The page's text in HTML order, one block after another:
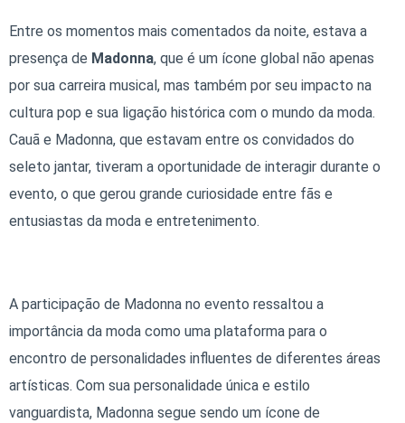
Entre os momentos mais comentados da noite, estava a
presença de Madonna, que é um ícone global não apenas
por sua carreira musical, mas também por seu impacto na
cultura pop e sua ligação histórica com o mundo da moda.
Cauã e Madonna, que estavam entre os convidados do
seleto jantar, tiveram a oportunidade de interagir durante o
evento, o que gerou grande curiosidade entre fãs e
entusiastas da moda e entretenimento.
A participação de Madonna no evento ressaltou a
importância da moda como uma plataforma para o
encontro de personalidades influentes de diferentes áreas
artísticas. Com sua personalidade única e estilo
vanguardista, Madonna segue sendo um ícone de